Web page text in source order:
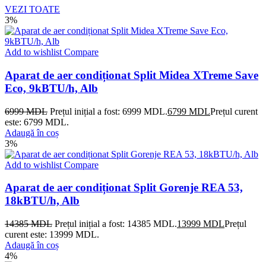
VEZI TOATE
3%
Add to wishlist Compare
Aparat de aer condiționat Split Midea XTreme Save
Eco, 9kBTU/h, Alb
6999MDL Prețul inițial a fost: 6999 MDL.6799 MDLPrețul curent
este: 6799 MDL.
Adaugă în coș
3%
Add to wishlist Compare
Aparat de aer condiționat Split Gorenje REA 53,
18kBTU/h, Alb
14385MDL Prețul inițial a fost: 14385 MDL.13999 MDLPrețul
curent este: 13999 MDL.
Adaugă în coș
4%